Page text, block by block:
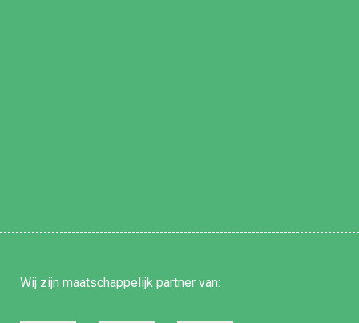
Wij zijn maatschappelijk partner van: